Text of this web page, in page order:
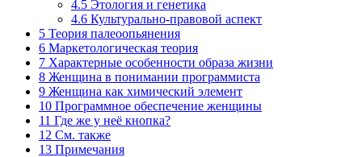
4.5 Этология и генетика
4.6 Культурально-правовой аспект
5 Теория палеоопьянения
6 Маркетологическая теория
7 Характерные особенности образа жизни
8 Женщина в понимании программиста
9 Женщина как химический элемент
10 Программное обеспечение женщины
11 Где же у неё кнопка?
12 См. также
13 Примечания